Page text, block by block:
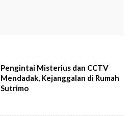
Pengintai Misterius dan CCTV
Mendadak, Kejanggalan di Rumah
Sutrimo